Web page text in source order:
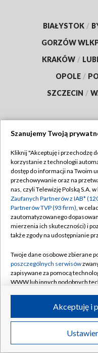
BIAŁYSTOK /
GORZÓW
KRAKÓW /
OPOLE /
SZCZECIN /
Abonament TVP
Emisja w TVP
Centrum informacji
Naziemna Telewizja
Rada Programowa
System NOS
Informacje o nadawcy
Program dla prasy
Ogłoszenie
©2026
Szanujemy Twoją
Kliknij "Akceptuję i przechodzę
korzystanie z technologii
dostęp do informacji na Twoim
przechowywanie oraz na
nas, czyli Telewizję Polską S.A.
Zaufanych Partnerów z IAB*
Partnerów TVP (93 firm), w
zautomatyzowanego
mierzenia ich skuteczności) i
także zgody na udostępnianie
Twoje dane osobowe zbierane
poszczególnych serwisów
zapisywane za pomocą
WWW lub innych podobnych
ruchu w Internecie.
Twoje dane osobowe zbierane
poszczególnych serwisówna
Akceptuję i